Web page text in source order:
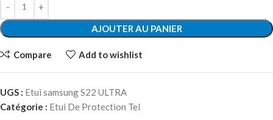
AJOUTER AU PANIER
Compare Add to wishlist
UGS : Etui samsung S22 ULTRA
Catégorie : Etui De Protection Tel